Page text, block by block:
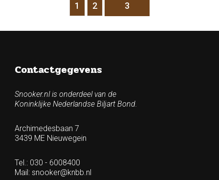
1 2 3
Contactgegevens
Snooker.nl is onderdeel van de
Koninklijke Nederlandse Biljart Bond.
Archimedesbaan 7
3439 ME Nieuwegein
Tel.: 030 - 6008400
Mail: snooker@knbb.nl